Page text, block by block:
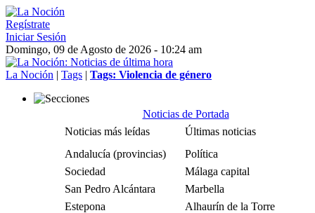
Regístrate
Iniciar Sesión
Domingo, 09 de Agosto de 2026 - 10:24 am
La Noción | Tags | Tags: Violencia de género
Noticias de Portada
Noticias más leídas
Últimas noticias
Andalucía (provincias)
Política
Sociedad
Málaga capital
San Pedro Alcántara
Marbella
Estepona
Alhaurín de la Torre